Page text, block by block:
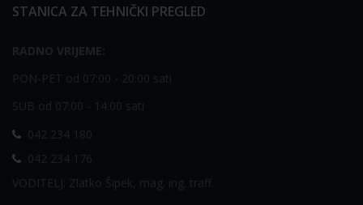
STANICA ZA TEHNIČKI PREGLED
RADNO VRIJEME:
PON-PET od 07:00 - 20:00 sati
SUB od 07:00 - 14:00 sati
042 234 180
042 234 176
VODITELJ: Zlatko Šipek, mag. ing. traff.